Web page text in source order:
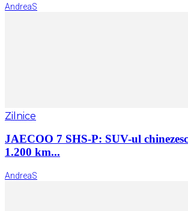
AndreaS
Zilnice
JAECOO 7 SHS-P: SUV-ul
1.200 km...
AndreaS